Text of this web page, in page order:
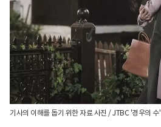
기사의 이해를 돕기 위한 자료 사진 / JTBC '경우의 수'